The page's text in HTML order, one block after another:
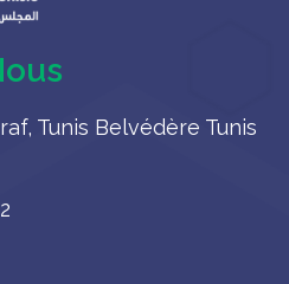
Tunis Belvédère Tunis